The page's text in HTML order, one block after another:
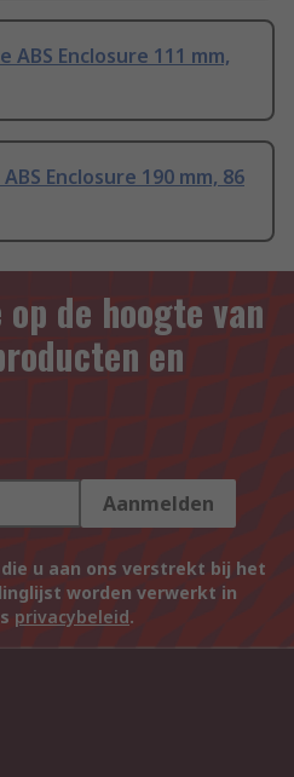
ABS Enclosure 111 mm,
Enclosure 190 mm, 86
de hoogte van
en
Aanmelden
u aan ons verstrekt bij het
worden verwerkt in
privacybeleid.